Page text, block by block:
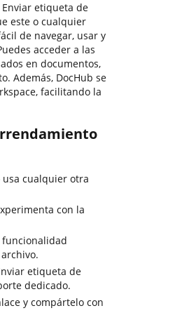
etiqueta de
este o cualquier
de navegar, usar y
acceder a las
en documentos,
Además, DocHub se
facilitando la
cualquier otra
con la
etiqueta de
dedicado.
y compártelo con